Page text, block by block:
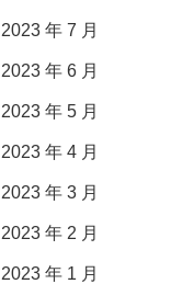
2023 年 7 月
2023 年 6 月
2023 年 5 月
2023 年 4 月
2023 年 3 月
2023 年 2 月
2023 年 1 月